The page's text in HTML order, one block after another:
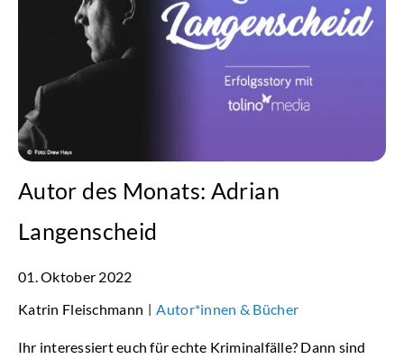
Autor des Monats: Adrian
Langenscheid
01. Oktober 2022
Katrin Fleischmann | Autor*innen & Bücher
Ihr interessiert euch für echte Kriminalfälle? Dann sind